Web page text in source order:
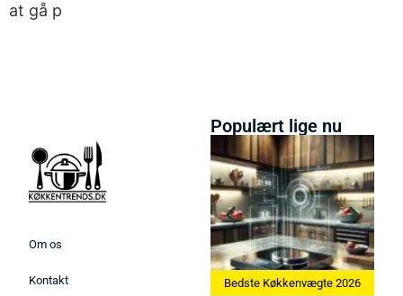
at gå p
Om os
Kontakt
Populært lige nu
Bedste Ismaskine 2026 Bedste Køkkenvægte 2026